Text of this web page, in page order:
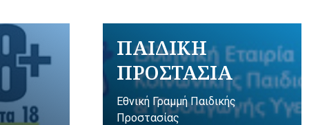
ΠΑΙΔΙΚΗ
ΠΡΟΣΤΑΣΙΑ
Εθνική Γραμμή Παιδικής
Προστασίας